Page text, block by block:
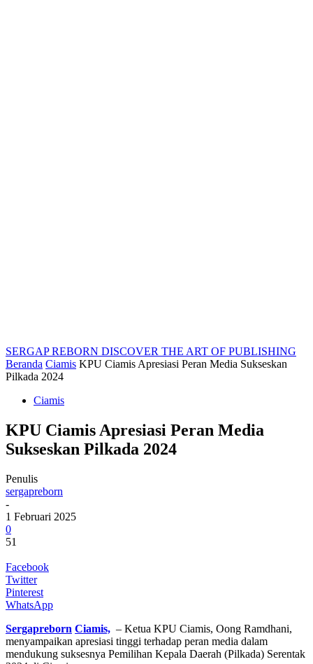
SERGAP REBORN DISCOVER THE ART OF PUBLISHING
Beranda Ciamis KPU Ciamis Apresiasi Peran Media Sukseskan
Pilkada 2024
Ciamis
KPU Ciamis Apresiasi Peran Media
Sukseskan Pilkada 2024
Penulis
sergapreborn
-
1 Februari 2025
0
51
Facebook
Twitter
Pinterest
WhatsApp
Sergapreborn Ciamis, – Ketua KPU Ciamis, Oong Ramdhani,
menyampaikan apresiasi tinggi terhadap peran media dalam
mendukung suksesnya Pemilihan Kepala Daerah (Pilkada) Serentak